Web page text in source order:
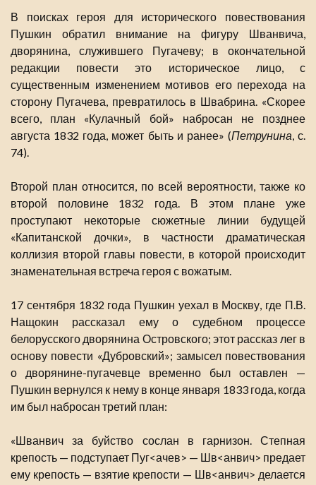
В поисках героя для исторического повествования
Пушкин обратил внимание на фигуру Шванвича,
дворянина, служившего Пугачеву; в окончательной
редакции повести это историческое лицо, с
существенным изменением мотивов его перехода на
сторону Пугачева, превратилось в Швабрина. «Скорее
всего, план «Кулачный бой» набросан не позднее
августа 1832 года, может быть и ранее» (Петрунина, с.
74).
Второй план относится, по всей вероятности, также ко
второй половине 1832 года. В этом плане уже
проступают некоторые сюжетные линии будущей
«Капитанской дочки», в частности драматическая
коллизия второй главы повести, в которой происходит
знаменательная встреча героя с вожатым.
17 сентября 1832 года Пушкин уехал в Москву, где П.В.
Нащокин рассказал ему о судебном процессе
белорусского дворянина Островского; этот рассказ лег в
основу повести «Дубровский»; замысел повествования
о дворянине-пугачевце временно был оставлен —
Пушкин вернулся к нему в конце января 1833 года, когда
им был набросан третий план:
«Шванвич за буйство сослан в гарнизон. Степная
крепость — подступает Пуг<ачев> — Шв<анвич> предает
ему крепость — взятие крепости — Шв<анвич> делается